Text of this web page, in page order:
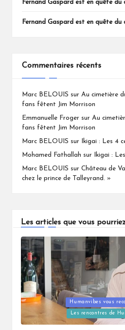
Fernand Gaspard est en quête
Fernand Gaspard est en quête
Commentaires récents
Marc BELOUIS sur Au cimetière
fans fêtent Jim Morrison
Emmanuelle Froger sur Au
fans fêtent Jim Morrison
Marc BELOUIS sur Ikigai : Les 4
Mohamed Fathallah sur Ikigai :
Marc BELOUIS sur Château de
chez le prince de Talleyrand. »
Les articles que vous
Posted
Humanvibes vous
Les rencontres de